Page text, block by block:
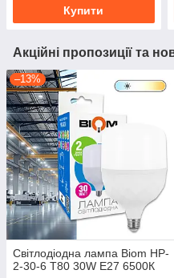
Купити
Акційні пропозиції та
–13%
Світлодіодна лампа Biom HP-
2-30-6 T80 30W E27 6500К